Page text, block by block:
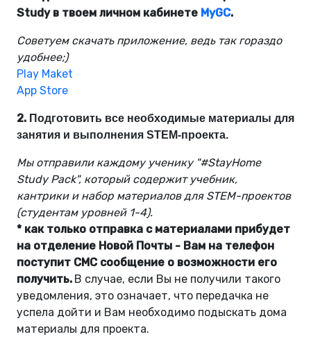
Study в твоем личном кабинете MyGC.
Советуем скачать приложение, ведь так гораздо
удобнее;)
Play Maket
App Store
2. Подготовить все необходимые материалы для
занятия и выполнения STEM-проекта.
Мы отправили каждому ученику "#StayHome
Study Pack", который содержит учебник,
кантрики и набор материалов для STEM-проектов
(студентам уровней 1-4).
* как только отправка с материалами прибудет
на отделение Новой Почты - Вам на телефон
поступит СМС сообщение о возможности его
получить. В случае, если Вы не получили такого
уведомления, это означает, что передачка не
успела дойти и Вам необходимо подыскать дома
материалы для проекта.